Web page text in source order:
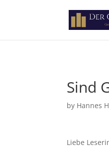
Sind
by Hannes
Liebe